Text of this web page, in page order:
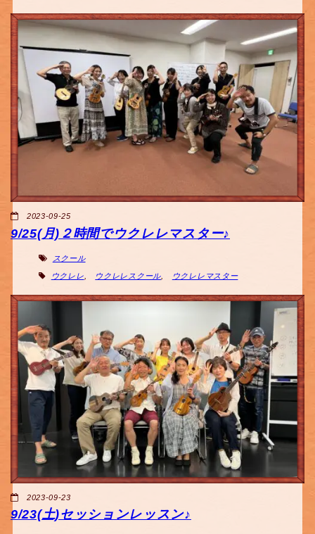
2023-09-25
9/25(月)２時間でウクレレマスター♪
スクール
ウクレレ ウクレレスクール, ウクレレマスター
2023-09-23
9/23(土)セッションレッスン♪